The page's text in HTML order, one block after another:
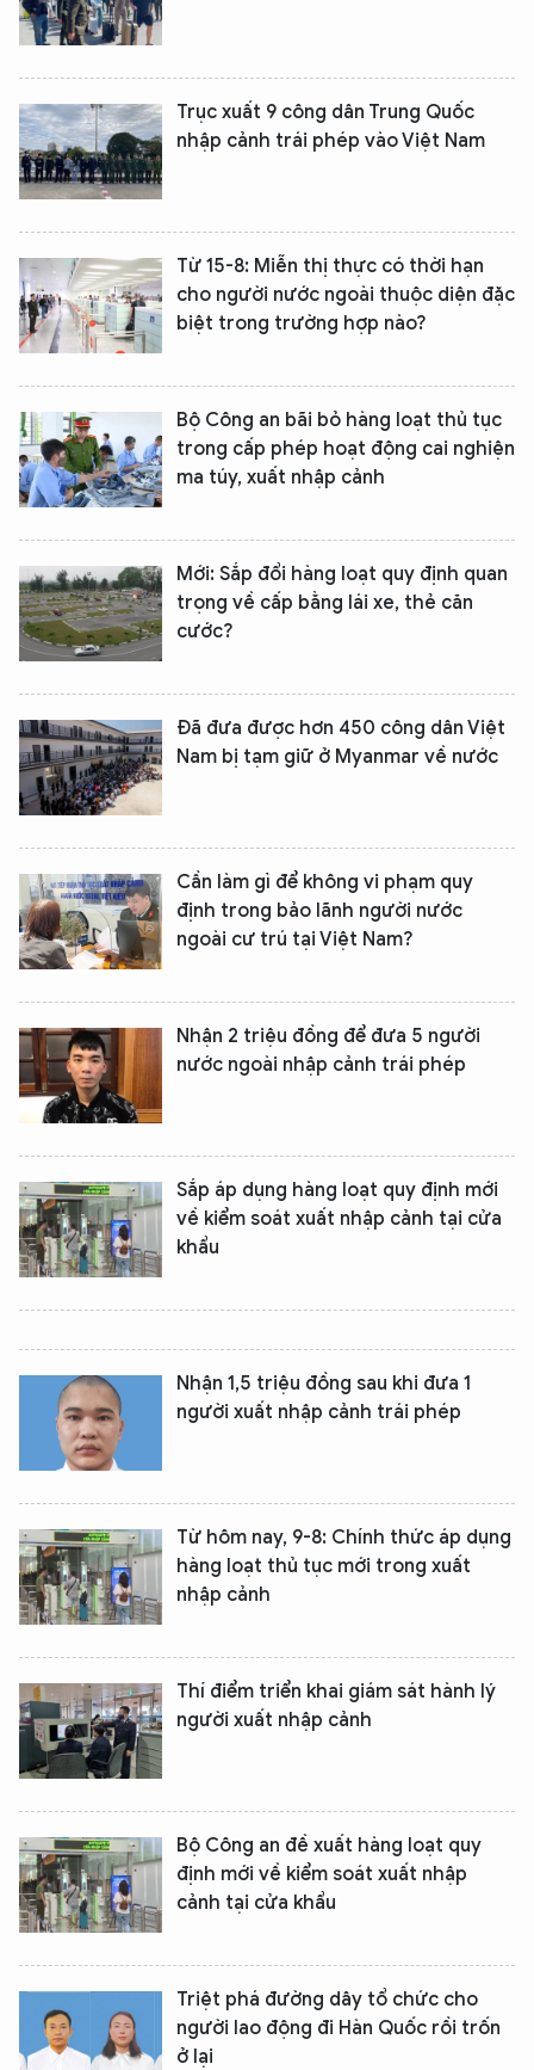
Trục xuất 9 công dân Trung Quốc
nhập cảnh trái phép vào Việt Nam
Từ 15-8: Miễn thị thực có thời hạn
cho người nước ngoài thuộc diện đặc
biệt trong trường hợp nào?
Bộ Công an bãi bỏ hàng loạt thủ tục
trong cấp phép hoạt động cai nghiện
ma túy, xuất nhập cảnh
Mới: Sắp đổi hàng loạt quy định quan
trọng về cấp bằng lái xe, thẻ căn
cước?
Đã đưa được hơn 450 công dân Việt
Nam bị tạm giữ ở Myanmar về nước
Cần làm gì để không vi phạm quy
định trong bảo lãnh người nước
ngoài cư trú tại Việt Nam?
Nhận 2 triệu đồng để đưa 5 người
nước ngoài nhập cảnh trái phép
Sắp áp dụng hàng loạt quy định mới
về kiểm soát xuất nhập cảnh tại cửa
khẩu
Nhận 1,5 triệu đồng sau khi đưa 1
người xuất nhập cảnh trái phép
Từ hôm nay, 9-8: Chính thức áp dụng
hàng loạt thủ tục mới trong xuất
nhập cảnh
Thí điểm triển khai giám sát hành lý
người xuất nhập cảnh
Bộ Công an đề xuất hàng loạt quy
định mới về kiểm soát xuất nhập
cảnh tại cửa khẩu
Triệt phá đường dây tổ chức cho
người lao động đi Hàn Quốc rồi trốn
ở lại